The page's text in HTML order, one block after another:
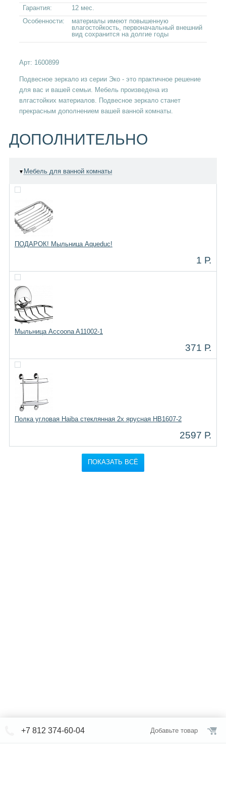
Гарантия:
12 мес.
Особенности:
материалы имеют повышенную
влагостойкость, первоначальный внешний
вид сохранится на долгие годы
Арт: 1600899
Подвесное зеркало из серии Эко - это практичное решение
для вас и вашей семьи. Мебель произведена из
влгастойких материалов. Подвесное зеркало станет
прекрасным дополнением вашей ванной комнаты.
ДОПОЛНИТЕЛЬНО
▼ Мебель для ванной комнаты
ПОДАРОК! Мыльница Aqueduc!
1 Р.
Мыльница Accoona A11002-1
371 Р.
Полка угловая Haiba стеклянная 2х ярусная HB1607-2
2597 Р.
ПОКАЗАТЬ ВСЁ
+7 812 374-60-04 Добавьте товар